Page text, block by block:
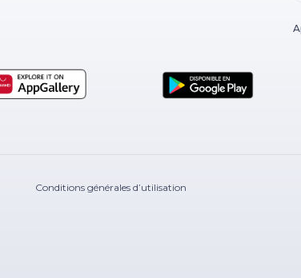
Conditions générales d’utilisation